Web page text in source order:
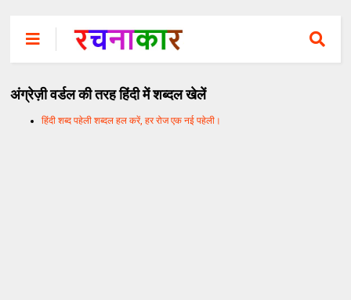
अंग्रेज़ी वर्डल की तरह हिंदी में शब्दल खेलें
हिंदी शब्द पहेली शब्दल हल करें, हर रोज एक नई पहेली।